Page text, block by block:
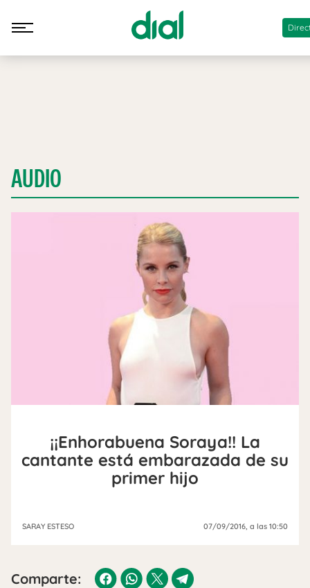
AUDIO
¡¡Enhorabuena Soraya!! La
cantante está embarazada de su
primer hijo
SARAY ESTESO 07/09/2016 , a las 10:50
Comparte: